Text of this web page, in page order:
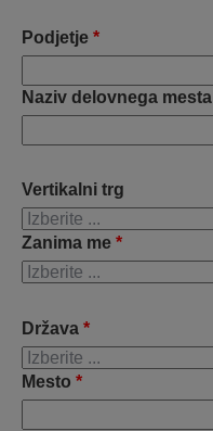
Podjetje *
Naziv delovnega mesta
Vertikalni trg
Zanima me *
Država *
Mesto *